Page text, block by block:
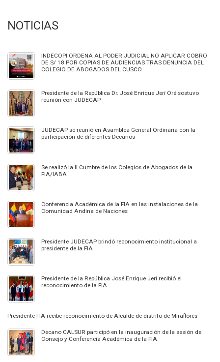
NOTICIAS
INDECOPI ORDENA AL PODER JUDICIAL NO APLICAR COBRO
DE S/ 18 POR COPIAS DE AUDIENCIAS TRAS DENUNCIA DEL
COLEGIO DE ABOGADOS DEL CUSCO
Presidente de la República Dr. José Enrique Jerí Oré sostuvo
reunión con JUDECAP
JUDECAP se reunió en Asamblea General Ordinaria con la
participación de diferentes Decanos
Se realizó la II Cumbre de los Colegios de Abogados de la
FIA/IABA
Conferencia Académica de la FIA en las instalaciones de la
Comunidad Andina de Naciones
Presidente JUDECAP brindó reconocimiento institucional a
presidente de la FIA
Presidente de la República José Enrique Jerí recibió el
reconocimiento de la FIA
Presidente FIA recibe reconocimiento de Alcalde de distrito de Miraflores
Decano CALSUR participó en la inauguración de la sesión de
Consejo y Conferencia Académica de la FIA